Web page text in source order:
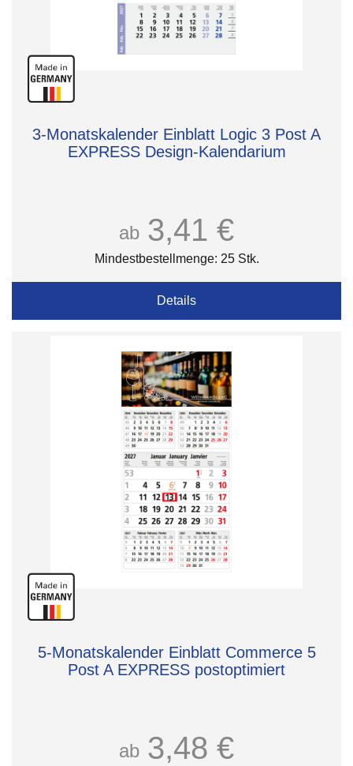
3-Monatskalender Einblatt Logic 3 Post A
EXPRESS Design-Kalendarium
ab 3,41 €
Mindestbestellmenge: 25 Stk.
Details
5-Monatskalender Einblatt Commerce 5
Post A EXPRESS postoptimiert
ab 3,48 €